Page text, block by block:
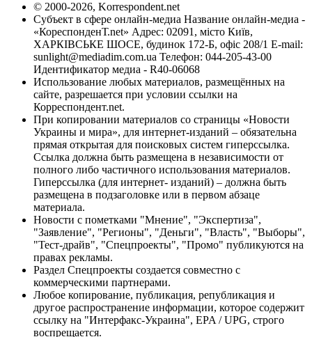
© 2000-2026, Korrespondent.net
Субъект в сфере онлайн-медиа Название онлайн-медиа -
«КореспонденТ.net» Адрес: 02091, місто Київ,
ХАРКІВСЬКЕ ШОСЕ, будинок 172-Б, офіс 208/1 E-mail:
sunlight@mediadim.com.ua Телефон: 044-205-43-00
Идентификатор медиа - R40-06068
Использование любых материалов, размещённых на
сайте, разрешается при условии ссылки на
Корреспондент.net.
При копировании материалов со страницы «Новости
Украины и мира», для интернет-изданий – обязательна
прямая открытая для поисковых систем гиперссылка.
Ссылка должна быть размещена в независимости от
полного либо частичного использования материалов.
Гиперссылка (для интернет- изданий) – должна быть
размещена в подзаголовке или в первом абзаце
материала.
Новости с пометками "Мнение", "Экспертиза",
"Заявление", "Регионы", "Деньги", "Власть", "Выборы",
"Тест-драйв", "Спецпроекты", "Промо" публикуются на
правах рекламы.
Раздел Спецпроекты создается совместно с
коммерческими партнерами.
Любое копирование, публикация, републикация и
другое распространение информации, которое содержит
ссылку на "Интерфакс-Украина", EPA / UPG, строго
воспрещается.